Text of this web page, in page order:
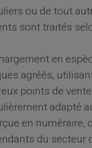
ou de tout
sont traités
en
agréés,
points de
adapté
en
du secteur